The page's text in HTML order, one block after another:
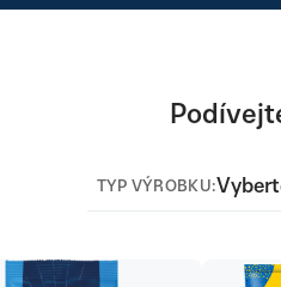
TYP VÝROBKU: